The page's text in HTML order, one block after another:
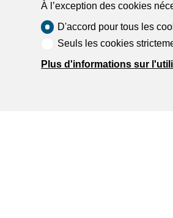
À l’exception des cookies
D'accord pour tous les
Seuls les cookies
Plus d'informations sur